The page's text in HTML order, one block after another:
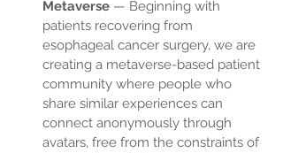
Metaverse — Beginning with
patients recovering from
esophageal cancer surgery, we are
creating a metaverse-based patient
community where people who
share similar experiences can
connect anonymously through
avatars, free from the constraints of